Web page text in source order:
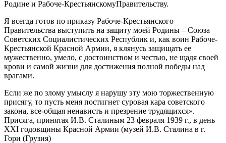
Родине и Рабоче-КрестьянскомуПравительству.
Я всегда готов по приказу Рабоче-Крестьянского
Правительства выступить на защиту моей Родины – Союза
Советских Социалистических Республик и, как воин Рабоче-
Крестьянской Красной Армии, я клянусь защищать ее
мужественно, умело, с достоинством и честью, не щадя своей
крови и самой жизни для достижения полной победы над
врагами.
Если же по злому умыслу я нарушу эту мою торжественную
присягу, то пусть меня постигнет суровая кара советского
закона, все-общая ненависть и презрение трудящихся».
Присяга, принятая И.В. Сталиным 23 февраля 1939 г., в день
ХХI годовщины Красной Армии (музей И.В. Сталина в г.
Гори (Грузия)